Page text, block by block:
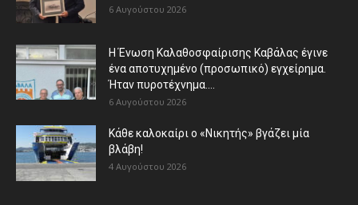
6 Αυγούστου 2026
Η Ένωση Καλαθοσφαίρισης Καβάλας έγινε
ένα αποτυχημένο (προσωπικό) εγχείρημα.
Ήταν πυροτέχνημα....
6 Αυγούστου 2026
Κάθε καλοκαίρι ο «Νικητής» βγάζει μία
βλάβη!
4 Αυγούστου 2026